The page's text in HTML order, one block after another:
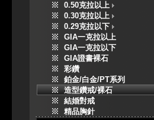
0.50克拉以上
0.30克拉以上
0.29克拉以下
GIA一克拉以上
GIA一克拉以下
GIA證書裸石
彩鑽
鉑金/白金/PT系列
造型鑽戒/裸石
結婚對戒
精品胸針